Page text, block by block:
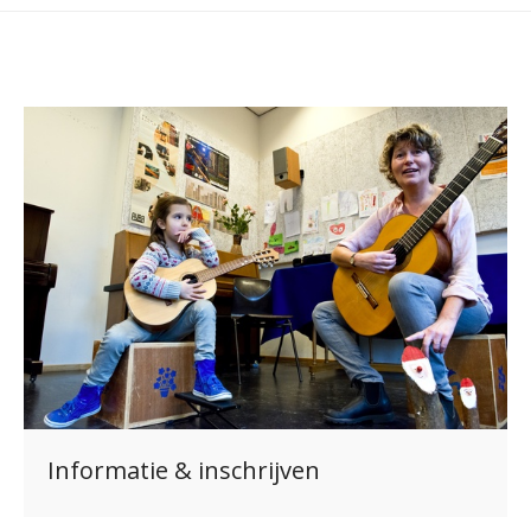
Informatie & inschrijven